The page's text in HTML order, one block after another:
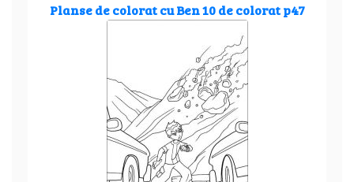
Planse de colorat cu Ben 10 de colorat p47